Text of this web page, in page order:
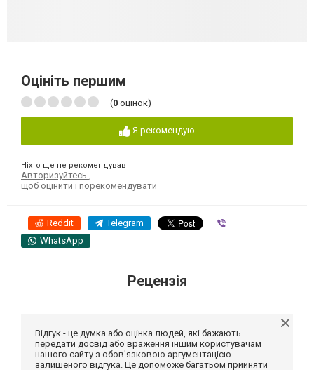
Оцініть першим
(0 оцінок)
Я рекомендую
Ніхто ще не рекомендував
Авторизуйтесь
щоб оцінити і порекомендувати
Reddit Telegram
WhatsApp
Рецензія
Відгук - це думка або оцінка людей, які бажають
передати досвід або враження іншим користувачам
нашого сайту з обов'язковою аргументацією
залишеного відгука. Це допоможе багатьом прийняти